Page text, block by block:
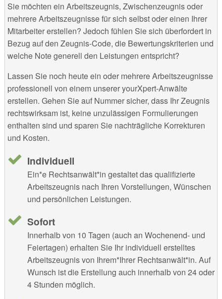
Sie möchten ein Arbeitszeugnis, Zwischenzeugnis oder
mehrere Arbeitszeugnisse für sich selbst oder einen Ihrer
Mitarbeiter erstellen? Jedoch fühlen Sie sich überfordert in
Bezug auf den Zeugnis-Code, die Bewertungskriterien und
welche Note generell den Leistungen entspricht?
Lassen Sie noch heute ein oder mehrere Arbeitszeugnisse
professionell von einem unserer yourXpert-Anwälte
erstellen. Gehen Sie auf Nummer sicher, dass Ihr Zeugnis
rechtswirksam ist, keine unzulässigen Formulierungen
enthalten sind und sparen Sie nachträgliche Korrekturen
und Kosten.
Individuell
Ein*e Rechtsanwält*in gestaltet das qualifizierte
Arbeitszeugnis nach Ihren Vorstellungen, Wünschen
und persönlichen Leistungen.
Sofort
Innerhalb von 10 Tagen (auch an Wochenend- und
Feiertagen) erhalten Sie Ihr individuell erstelltes
Arbeitszeugnis von Ihrem*Ihrer Rechtsanwält*in. Auf
Wunsch ist die Erstellung auch innerhalb von 24 oder
4 Stunden möglich.